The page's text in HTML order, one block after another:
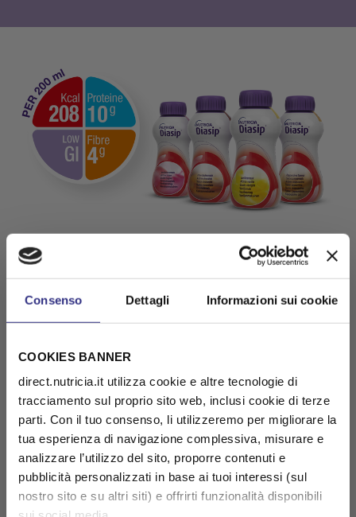
Consenso Dettagli Informazioni sui cookie
COOKIES BANNER
direct.nutricia.it utilizza cookie e altre tecnologie di
tracciamento sul proprio sito web, inclusi cookie di terze
parti. Con il tuo consenso, li utilizzeremo per migliorare la
tua esperienza di navigazione complessiva, misurare e
analizzare l’utilizzo del sito, proporre contenuti e
pubblicità personalizzati in base ai tuoi interessi (sul
nostro sito e su altri siti) e offrirti funzionalità disponibili